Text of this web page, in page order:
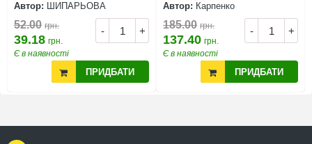
Автор: ШИПАРЬОВА
- +
52.00 грн.
39.18 грн.
Є в наявності
ПРИДБАТИ
Автор: Карпенко
- +
185.00 грн.
137.40 грн.
Є в наявності
ПРИДБАТИ